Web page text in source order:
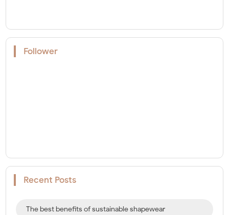
Follower
Recent Posts
The best benefits of sustainable shapewear